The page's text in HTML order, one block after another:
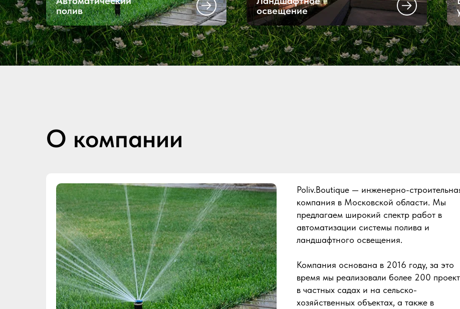
полив
освещение
О компании
Poliv.Boutique — инженерно-
компания в Московской области. Мы
предлагаем широкий спектр работ в
автоматизации системы полива и
ландшафтного освещения.
Компания основана в 2016 году, за это
время мы реализовали более 200
в частных садах и на сельско-
хозяйственных объектах, а также в